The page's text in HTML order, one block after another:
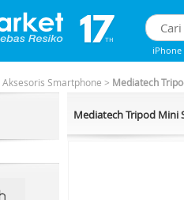
iPhone
Aksesoris Smartphone > Mediatech
Mediatech Tripod Mini